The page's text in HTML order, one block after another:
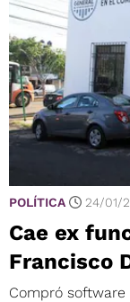
POLÍTICA 24/01/
Cae ex
Francisco
Compró